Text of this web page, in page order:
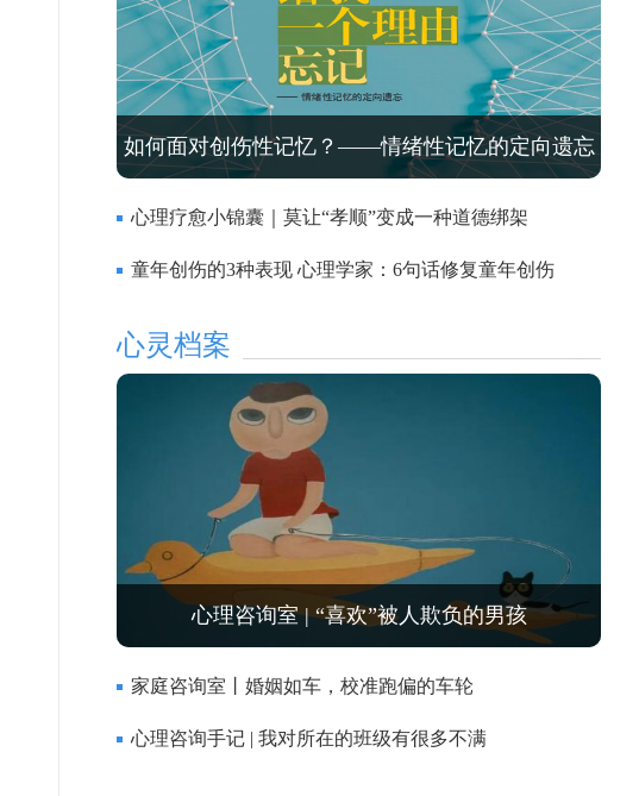
如何面对创伤性记忆？——情绪性记忆的定向遗忘
心理疗愈小锦囊｜莫让“孝顺”变成一种道德绑架
童年创伤的3种表现 心理学家：6句话修复童年创伤
心灵档案
心理咨询室 | “喜欢”被人欺负的男孩
家庭咨询室丨婚姻如车，校准跑偏的车轮
心理咨询手记 | 我对所在的班级有很多不满